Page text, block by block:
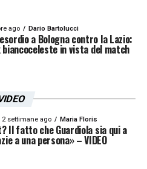
ago Dario Bartolucci
a Bologna contro la Lazio:
biancoceleste in vista del match
2 settimane ago Maria Floris
Il fatto che Guardiola sia qui a
a una persona» – VIDEO